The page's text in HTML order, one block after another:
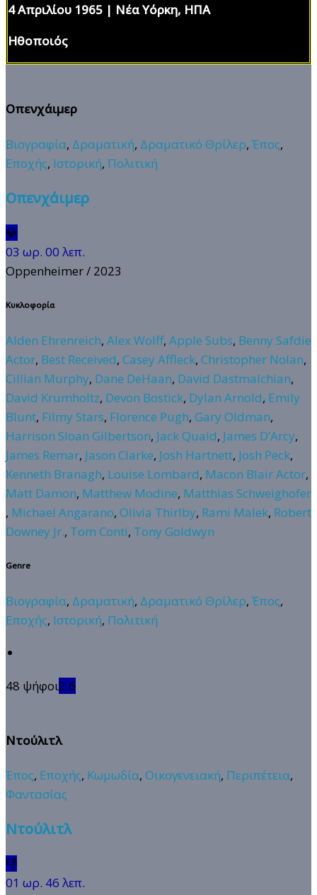
4 Απριλίου 1965 | Νέα Υόρκη, ΗΠΑ
Ηθοποιός
Οπενχάιμερ
Βιογραφία, Δραματική, Δραματικό Θρίλερ, Έπος,
Εποχής, Ιστορική, Πολιτική
Οπενχάιμερ
💎
03 ωρ. 00 λεπ.
Oppenheimer/ 2023
Κυκλοφορία
Alden Ehrenreich, Alex Wolff, Apple Subs, Benny Safdie
Actor, Best Received, Casey Affleck, Christopher Nolan,
Cillian Murphy, Dane DeHaan, David Dastmalchian,
David Krumholtz, Devon Bostick, Dylan Arnold, Emily
Blunt, Filmy Stars, Florence Pugh, Gary Oldman,
Harrison Sloan Gilbertson, Jack Quaid, James D’Arcy,
James Remar, Jason Clarke, Josh Hartnett, Josh Peck,
Kenneth Branagh, Louise Lombard, Macon Blair Actor,
Matt Damon, Matthew Modine, Matthias Schweighofer
, Michael Angarano, Olivia Thirlby, Rami Malek, Robert
Downey Jr., Tom Conti, Tony Goldwyn
Genre
Βιογραφία, Δραματική, Δραματικό Θρίλερ, Έπος,
Εποχής, Ιστορική, Πολιτική
48 ψήφοι2.6
Ντούλιτλ
Έπος, Εποχής, Κωμωδία, Οικογενειακή, Περιπέτεια,
Φαντασίας
Ντούλιτλ
👎
01 ωρ. 46 λεπ.